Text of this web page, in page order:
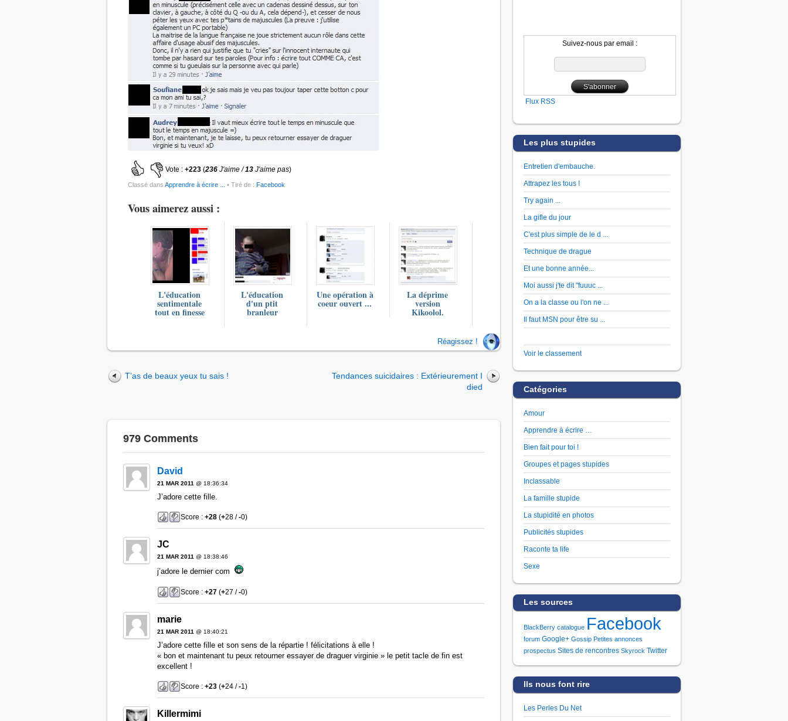
Vote : +223 (236 J'aime /13 J'aime pas)
Classé dans Apprendre à écrire ... • Tiré de : Facebook
Vous aimerez aussi :
L'éducation
sentimentale
tout en finesse
L'éducation
d'un ptit
branleur
Une opération à
coeur ouvert ...
La déprime
version
Kikoolol.
Réagissez !
T’as de beaux yeux tu sais !
Tendances suicidaires : Extérieurement I
died
979 Comments
David
21 MAR 2011 @ 18:36:34
J’adore cette fille.
Score : +28(+28 /-0)
JC
21 MAR 2011 @ 18:38:46
j’adore le dernier com
Score : +27(+27 /-0)
marie
21 MAR 2011 @ 18:40:21
J’adore cette fille et son sens de la répartie ! félicitations à elle !
« bon et maintenant tu peux retourner essayer de draguer virginie » le petit tacle de fin est
excellent !
Score : +23(+24 /-1)
Killermimi
Suivez-nous par email :
Flux RSS
Les plus stupides
Entretien d'embauche.
Attrapez les tous !
Try again ...
La gifle du jour
C'est plus simple de le d ...
Technique de drague
Et une bonne année...
Moi aussi j'te dit "fuuuc ...
On a la classe ou l'on ne ...
Il faut MSN pour être su ...
Voir le classement
Catégories
Amour
Apprendre à écrire …
Bien fait pour toi !
Groupes et pages stupides
Inclassable
La famille stupide
La stupidité en photos
Publicités stupides
Raconte ta life
Sexe
Les sources
BlackBerry catalogue Facebook
forum Google+ Gossip Petites annonces
prospectus Sites de rencontres Skyrock Twitter
Ils nous font rire
Les Perles Du Net